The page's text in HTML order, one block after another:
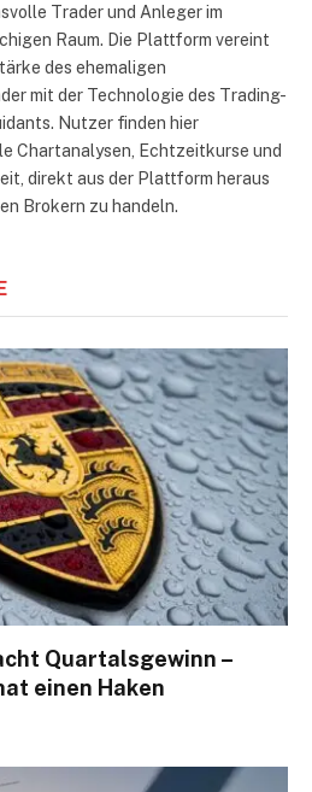
Trader und Anleger im
Raum. Die Plattform vereint
des ehemaligen
mit der Technologie des Trading-
Nutzer finden hier
Chartanalysen, Echtzeitkurse und
direkt aus der Plattform heraus
Brokern zu handeln.
Quartalsgewinn –
einen Haken